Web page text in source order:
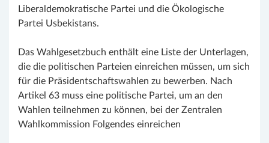
Liberaldemokratische Partei und die Ökologische
Partei Usbekistans.
Das Wahlgesetzbuch enthält eine Liste der Unterlagen,
die die politischen Parteien einreichen müssen, um sich
für die Präsidentschaftswahlen zu bewerben. Nach
Artikel 63 muss eine politische Partei, um an den
Wahlen teilnehmen zu können, bei der Zentralen
Wahlkommission Folgendes einreichen